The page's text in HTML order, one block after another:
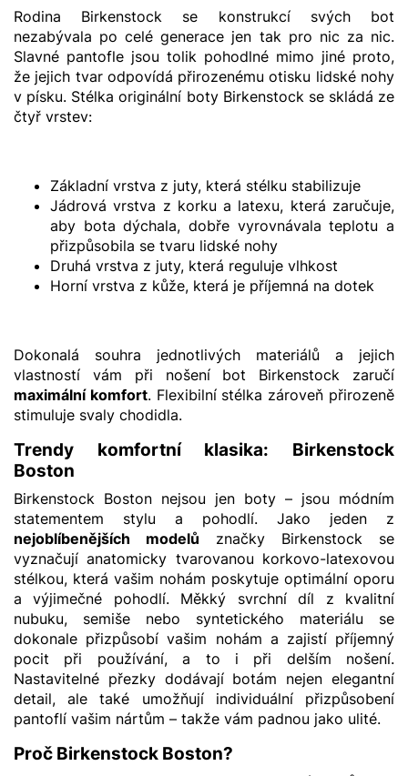
Rodina Birkenstock se konstrukcí svých bot
nezabývala po celé generace jen tak pro nic za nic.
Slavné pantofle jsou tolik pohodlné mimo jiné proto,
že jejich tvar odpovídá přirozenému otisku lidské nohy
v písku. Stélka originální boty Birkenstock se skládá ze
čtyř vrstev:
Základní vrstva z juty, která stélku stabilizuje
Jádrová vrstva z korku a latexu, která zaručuje,
aby bota dýchala, dobře vyrovnávala teplotu a
přizpůsobila se tvaru lidské nohy
Druhá vrstva z juty, která reguluje vlhkost
Horní vrstva z kůže, která je příjemná na dotek
Dokonalá souhra jednotlivých materiálů a jejich
vlastností vám při nošení bot Birkenstock zaručí
maximální komfort. Flexibilní stélka zároveň přirozeně
stimuluje svaly chodidla.
Trendy komfortní klasika: Birkenstock
Boston
Birkenstock Boston nejsou jen boty – jsou módním
statementem stylu a pohodlí. Jako jeden z
nejoblíbenějších modelů značky Birkenstock se
vyznačují anatomicky tvarovanou korkovo-latexovou
stélkou, která vašim nohám poskytuje optimální oporu
a výjimečné pohodlí. Měkký svrchní díl z kvalitní
nubuku, semiše nebo syntetického materiálu se
dokonale přizpůsobí vašim nohám a zajistí příjemný
pocit při používání, a to i při delším nošení.
Nastavitelné přezky dodávají botám nejen elegantní
detail, ale také umožňují individuální přizpůsobení
pantoflí vašim nártům – takže vám padnou jako ulité.
Proč Birkenstock Boston?